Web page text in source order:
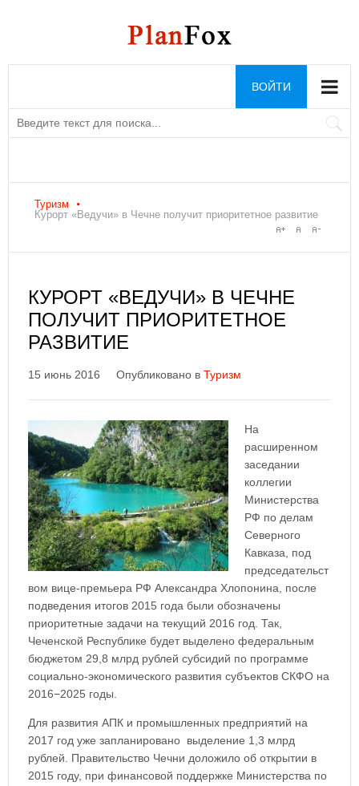
ВОЙТИ
Туризм
Курорт «Ведучи» в Чечне получит приоритетное развитие
КУРОРТ «ВЕДУЧИ» В ЧЕЧНЕ
ПОЛУЧИТ ПРИОРИТЕТНОЕ
РАЗВИТИЕ
15 июнь 2016 Опубликовано в Туризм
На
расширенном
заседании
коллегии
Министерства
РФ по делам
Северного
Кавказа, под
председательст
вом вице-премьера РФ Александра Хлопонина, после
подведения итогов 2015 года были обозначены
приоритетные задачи на текущий 2016 год. Так,
Чеченской Республике будет выделено федеральным
бюджетом 29,8 млрд рублей субсидий по программе
социально-экономического развития субъектов СКФО на
2016−2025 годы.
Для развития АПК и промышленных предприятий на
2017 год уже запланировано выделение 1,3 млрд
рублей. Правительство Чечни доложило об открытии в
2015 году, при финансовой поддержке Министерства по